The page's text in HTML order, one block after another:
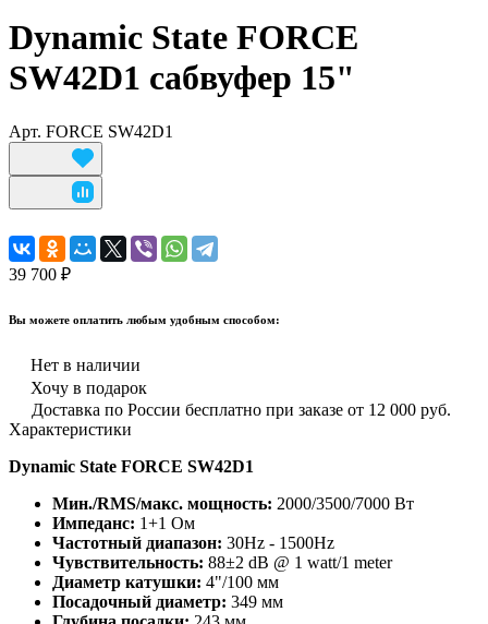
Dynamic State FORCE
SW42D1 сабвуфер 15"
Арт. FORCE SW42D1
39 700 ₽
Вы можете оплатить любым удобным способом:
Нет в наличии
Хочу в подарок
Доставка по России бесплатно при заказе от 12 000 руб.
Характеристики
Dynamic State FORCE SW42D1
Мин./RMS/макс. мощность: 2000/3500/7000 Вт
Импеданс: 1+1 Ом
Частотный диапазон: 30Hz - 1500Hz
Чувствительность: 88±2 dB @ 1 watt/1 meter
Диаметр катушки: 4"/100 мм
Посадочный диаметр: 349 мм